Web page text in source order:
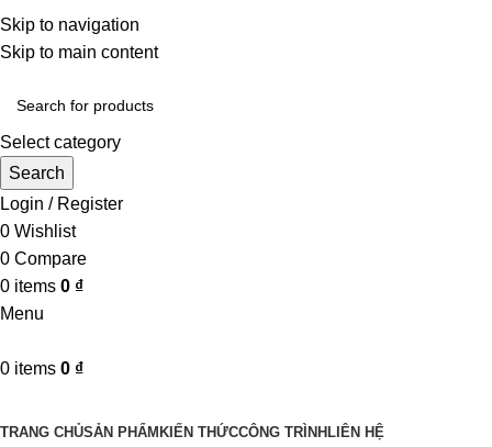
Skip to navigation
Skip to main content
Một uy tín - triệu niềm tin
Hotline : 0346394639 - 0973332499
Select category
Search
Login / Register
0 Wishlist
0 Compare
0 items 0 ₫
Menu
0 items 0 ₫
TRANG CHỦSẢN PHẨM KIẾN THỨCCÔNG TRÌNH LIÊN HỆ